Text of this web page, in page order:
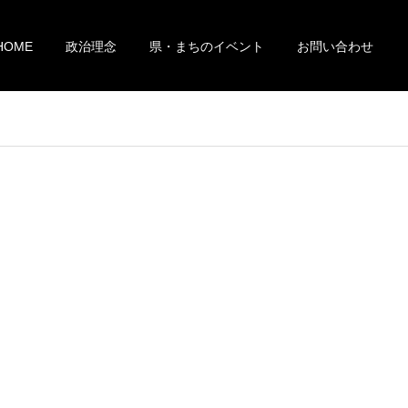
政治理念 県・まちのイベント お問い合わせ